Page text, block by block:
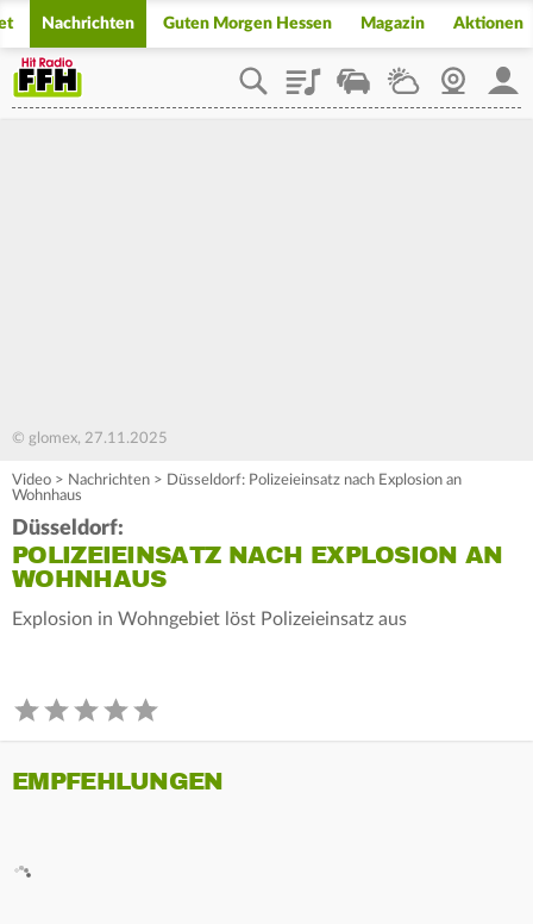
Nachrichten Guten Morgen Hessen Magazin Aktionen
PlaylistStaupilotWetterWebcam
© glomex, 27.11.2025
Video > Nachrichten > Düsseldorf: Polizeieinsatz nach Explosion an
Wohnhaus
Düsseldorf:
POLIZEIEINSATZ NACH EXPLOSION AN
WOHNHAUS
Explosion in Wohngebiet löst Polizeieinsatz aus
EMPFEHLUNGEN